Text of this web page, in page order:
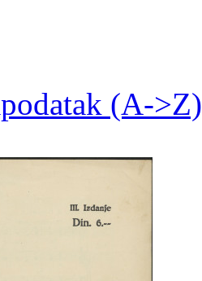
(A->Z)